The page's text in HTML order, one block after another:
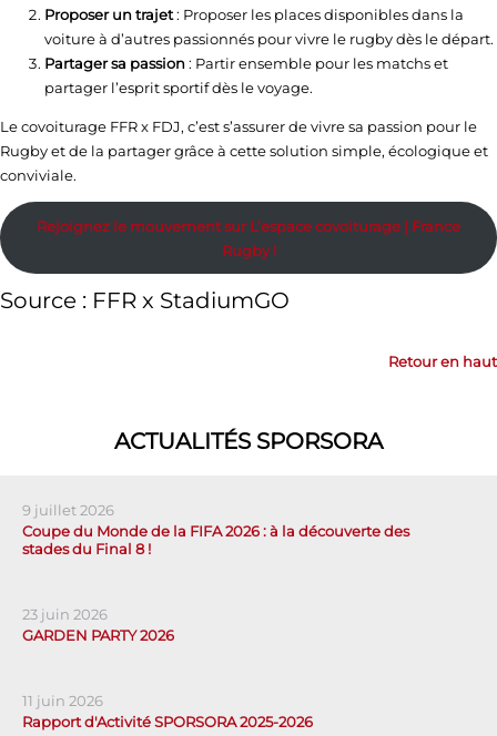
Proposer un trajet: Proposer les places disponibles dans la
voiture à d’autres passionnés pour vivre le rugby dès le départ.
Partager sa passion: Partir ensemble pour les matchs et
partager l’esprit sportif dès le voyage.
Le covoiturage FFR x FDJ, c’est s’assurer de vivre sa passion pour le
Rugby et de la partager grâce à cette solution simple, écologique et
conviviale.
Rejoignez le mouvement sur L’espace covoiturage | France
Rugby !
Source : FFR x StadiumGO
Retour en haut
ACTUALITÉS SPORSORA
9 juillet 2026
Coupe du Monde de la FIFA 2026 : à la découverte des
stades du Final 8 !
23 juin 2026
GARDEN PARTY 2026
11 juin 2026
Rapport d'Activité SPORSORA 2025-2026